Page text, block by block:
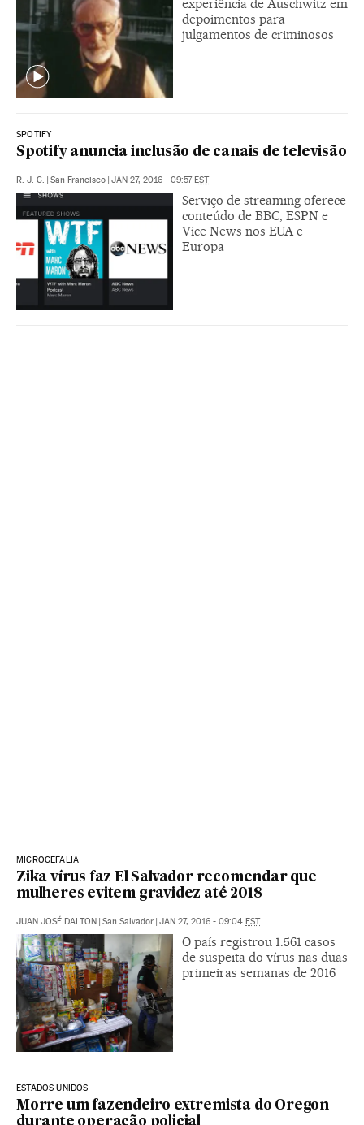
experiência de Auschwitz em
depoimentos para
julgamentos de criminosos
SPOTIFY
Spotify anuncia inclusão de canais de televisão
R. J. C. | San Francisco | JAN 27, 2016 - 09:57EST
Serviço de streaming oferece
conteúdo de BBC, ESPN e
Vice News nos EUA e
Europa
MICROCEFALIA
Zika vírus faz El Salvador recomendar que
mulheres evitem gravidez até 2018
JUAN JOSÉ DALTON | San Salvador | JAN 27, 2016 - 09:04 EST
O país registrou 1.561 casos
de suspeita do vírus nas duas
primeiras semanas de 2016
ESTADOS UNIDOS
Morre um fazendeiro extremista do Oregon
durante operação policial